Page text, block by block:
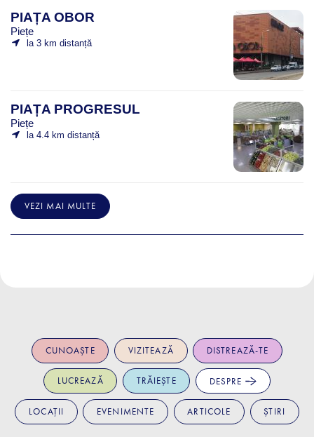
PIAȚA OBOR
Piețe
la 3 km distanță
PIAȚA PROGRESUL
Piețe
la 4.4 km distanță
VEZI MAI MULTE
CUNOAȘTE VIZITEAZĂ DISTREAZĂ-TE
LUCREAZĂ TRĂIEȘTE DESPRE
LOCAȚII EVENIMENTE ARTICOLE ȘTIRI